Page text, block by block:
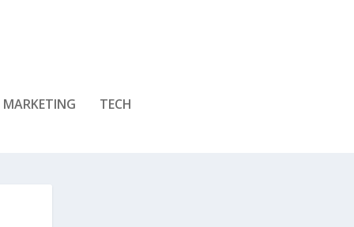
MARKETING TECH